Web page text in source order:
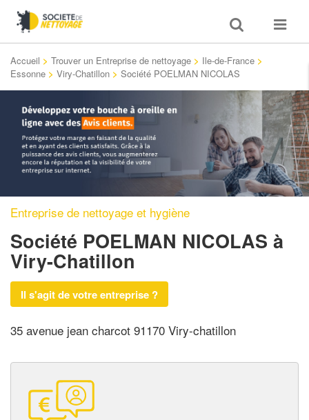
Toggle
search
Toggle
Accueil > Trouver un Entreprise de nettoyage > Ile-de-France >
Essonne > Viry-Chatillon > Société POELMAN NICOLAS
Entreprise de nettoyage et hygiène
Société POELMAN NICOLAS à
Viry-Chatillon
Il s'agit de votre entreprise ?
35 avenue jean charcot 91170 Viry-chatillon